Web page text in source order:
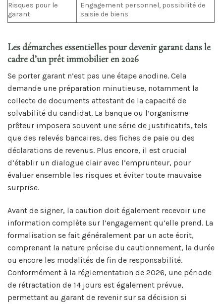
Risques pour le
garant
Engagement personnel, possibilité de
saisie de biens
Les démarches essentielles pour devenir garant dans le
cadre d’un prêt immobilier en 2026
Se porter garant n’est pas une étape anodine. Cela
demande une préparation minutieuse, notamment la
collecte de documents attestant de la capacité de
solvabilité du candidat. La banque ou l’organisme
prêteur imposera souvent une série de justificatifs, tels
que des relevés bancaires, des fiches de paie ou des
déclarations de revenus. Plus encore, il est crucial
d’établir un dialogue clair avec l’emprunteur, pour
évaluer ensemble les risques et éviter toute mauvaise
surprise.
Avant de signer, la caution doit également recevoir une
information complète sur l’engagement qu’elle prend. La
formalisation se fait généralement par un acte écrit,
comprenant la nature précise du cautionnement, la durée
ou encore les modalités de fin de responsabilité.
Conformément à la réglementation de 2026, une période
de rétractation de 14 jours est également prévue,
permettant au garant de revenir sur sa décision si